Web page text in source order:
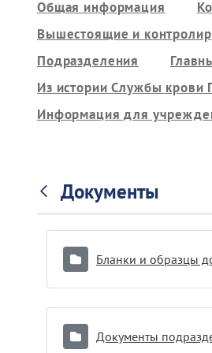
Общая информация
Вышестоящие и
Подразделения
Из истории Службы крови
Информация для
Документы
Документы